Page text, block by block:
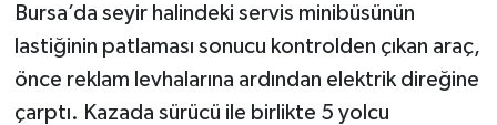
Bursa’da seyir halindeki servis minibüsünün
lastiğinin patlaması sonucu kontrolden çıkan araç,
önce reklam levhalarına ardından elektrik direğine
çarptı. Kazada sürücü ile birlikte 5 yolcu